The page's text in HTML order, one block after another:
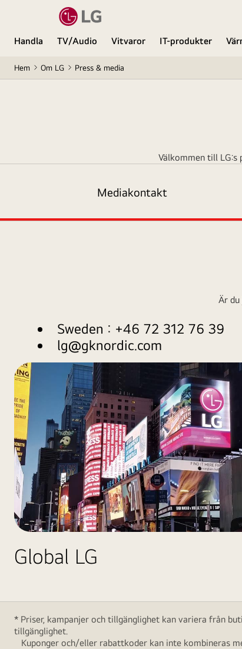
Handla TV/Audio Vitvaror IT-produkter
Hem Om LG Press & media
Välkommen till LG:s
Mediakontakt
Är
Sweden : +46 72 312 76 39
lg@gknordic.com
Global LG
* Priser, kampanjer och tillgänglighet kan variera från
tillgänglighet.
Kuponger och/eller rabattkoder kan inte kombineras